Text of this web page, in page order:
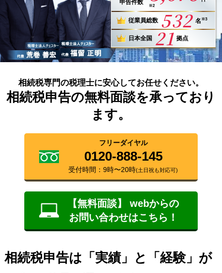
申告件数
※2
従業員総数 532 名 ※3
日本全国 21 拠点
相続税専門の税理士に安心してお任せください。
相続税申告の無料面談を承っており
ます。
フリーダイヤル
0120-888-145
受付時間：9時〜20時(土日祝も対応可)
【無料面談】 webからの
お問い合わせはこちら！
相続税申告は「実績」と「経験」が